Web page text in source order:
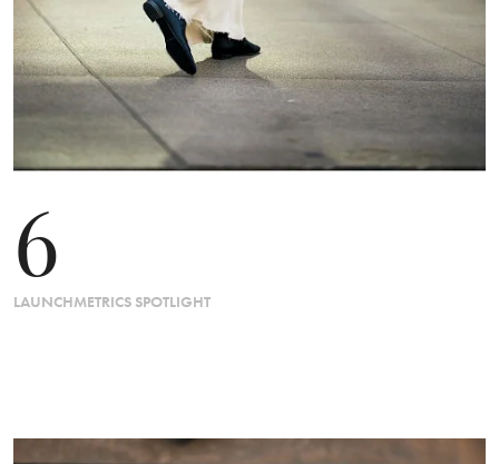
6
LAUNCHMETRICS SPOTLIGHT